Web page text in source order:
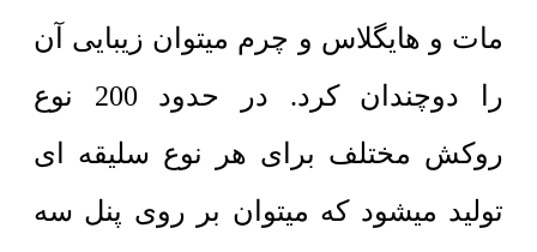
مات و هایگلاس و چرم میتوان زیبایی آن
را دوچندان کرد. در حدود 200 نوع
روکش مختلف برای هر نوع سلیقه ای
تولید میشود که میتوان بر روی پنل سه